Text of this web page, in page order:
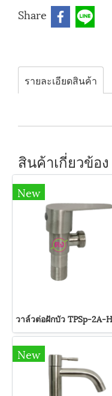
Share
รายละเอียดสินค้า
สินค้าเกี่ยวข้อง
New
New